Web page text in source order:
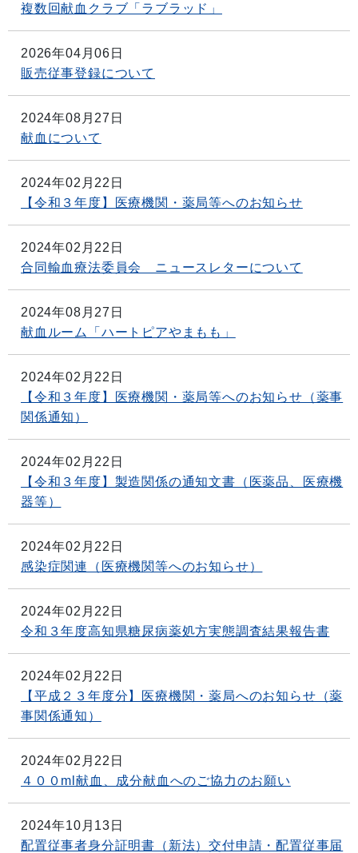
複数回献血クラブ「ラブラッド」
2026年04月06日
販売従事登録について
2024年08月27日
献血について
2024年02月22日
【令和３年度】医療機関・薬局等へのお知らせ
2024年02月22日
合同輸血療法委員会 ニュースレターについて
2024年08月27日
献血ルーム「ハートピアやまもも」
2024年02月22日
【令和３年度】医療機関・薬局等へのお知らせ（薬事
関係通知）
2024年02月22日
【令和３年度】製造関係の通知文書（医薬品、医療機
器等）
2024年02月22日
感染症関連（医療機関等へのお知らせ）
2024年02月22日
令和３年度高知県糖尿病薬処方実態調査結果報告書
2024年02月22日
【平成２３年度分】医療機関・薬局へのお知らせ（薬
事関係通知）
2024年02月22日
４００ml献血、成分献血へのご協力のお願い
2024年10月13日
配置従事者身分証明書（新法）交付申請・配置従事届